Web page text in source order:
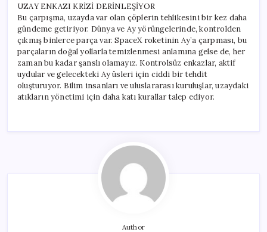
UZAY ENKAZI KRİZİ DERİNLEŞİYOR
Bu çarpışma, uzayda var olan çöplerin tehlikesini bir kez daha
gündeme getiriyor. Dünya ve Ay yörüngelerinde, kontrolden
çıkmış binlerce parça var. SpaceX roketinin Ay’a çarpması, bu
parçaların doğal yollarla temizlenmesi anlamına gelse de, her
zaman bu kadar şanslı olamayız. Kontrolsüz enkazlar, aktif
uydular ve gelecekteki Ay üsleri için ciddi bir tehdit
oluşturuyor. Bilim insanları ve uluslararası kuruluşlar, uzaydaki
atıkların yönetimi için daha katı kurallar talep ediyor.
Author